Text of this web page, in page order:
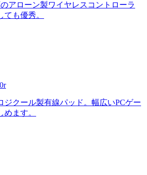
アローン製ワイヤレスコントローラ
ても優秀。
ジクール製有線パッド。幅広いPCゲー
めます。